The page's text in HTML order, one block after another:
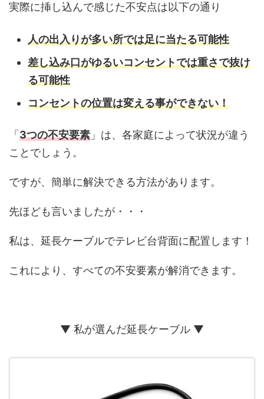
実際に挿し込んで感じた不安点は以下の通り
人の出入りが多い所では足に当たる可能性
差し込み口がゆるいコンセントでは重さで抜け
る可能性
コンセントの位置は変える事ができない！
「 3つの不安要素 」は、各家庭によって状況が違う
ことでしょう。
ですが、簡単に解決できる方法があります。
先ほども言いましたが・・・
私は、延長ケーブルでテレビ台背面に配置します！
これにより、すべての不安要素が解消できます。
▼ 私が選んだ延長ケーブル ▼